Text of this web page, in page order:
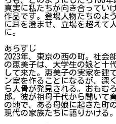
真実に私たちが向き合ってい
作品です。登場人物たちのよ
に耳を澄ませ、立場を超えて
に。
あらすじ
2023年、東京の西の町。社会
の恵美子は、大学生の娘と十
して来た。恵美子の実家を建
ン室を作ることになるが、深
ら人骨が発見される。おもむ
郎。彼が祖母千代から聞いて
の地で、ある母娘に起きた町
現代の家族たちに語りかける。